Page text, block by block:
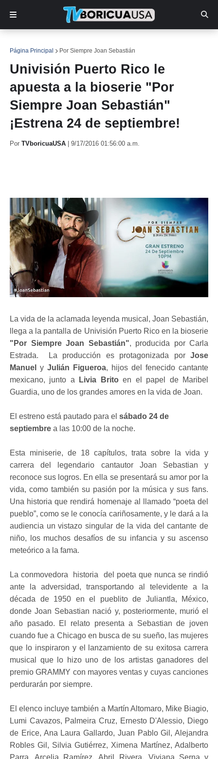
Página Principal Por Siempre Joan Sebastián
Univisión Puerto Rico le
apuesta a la bioserie "Por
Siempre Joan Sebastián"
¡Estrena 24 de septiembre!
Por TVboricuaUSA 9/17/2016 01:56:00 a.m.
La vida de la aclamada leyenda musical, Joan Sebastián,
llega a la pantalla de Univisión Puerto Rico en la bioserie
"Por Siempre Joan Sebastián", producida por Carla
Estrada. La producción es protagonizada por Jose
Manuel
y Julián Figueroa, hijos del fenecido cantante
mexicano, junto a
Livia Britoen el papel de Maribel
Guardia, uno de los grandes amores en la vida de Joan.
El estreno está pautado para el sábado 24 de
septiembre a las 10:00 de la noche.
Esta miniserie, de 18 capítulos, trata sobre la vida y
carrera del legendario cantautor Joan Sebastian y
reconoce sus logros. En ella se presentará su amor por la
vida, como también su pasión por la música y sus fans.
Una historia que rendirá homenaje al llamado “poeta del
pueblo”, como se le conocía cariñosamente, y le dará a la
audiencia un vistazo singular de la vida del cantante de
niño, los muchos desafíos de su infancia y su ascenso
meteórico a la fama.
La conmovedora historia del poeta que nunca se rindió
ante la adversidad, transportando al televidente a la
década de 1950 en el pueblito de Juliantla, México,
donde Joan Sebastian nació y, posteriormente, murió el
año pasado. El relato presenta a Sebastian de joven
cuando fue a Chicago en busca de su sueño, las mujeres
que lo inspiraron y el lanzamiento de su exitosa carrera
musical que lo hizo uno de los artistas ganadores del
premio GRAMMY con mayores ventas y cuyas canciones
perdurarán por siempre.
El elenco incluye también a Martín Altomaro, Mike Biagio,
Lumi Cavazos, Palmeira Cruz, Ernesto D'Alessio, Diego
de Erice, Ana Laura Gallardo, Juan Pablo Gil, Alejandra
Robles Gil, Silvia Gutiérrez, Ximena Martínez, Adalberto
Parra, Arcelia Ramírez, Abril Rivera, Viviana Serna y